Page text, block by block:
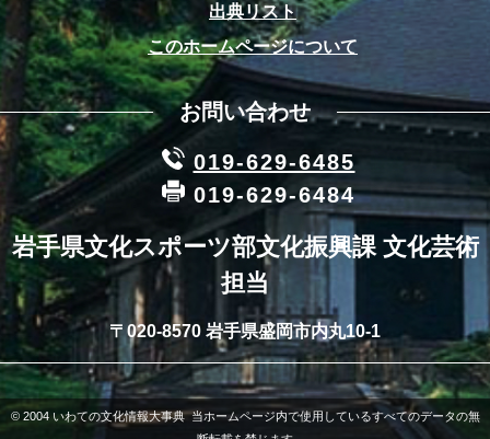
出典リスト
このホームページについて
お問い合わせ
019-629-6485
019-629-6484
岩手県文化スポーツ部文化振興課 文化芸術
担当
〒020-8570 岩手県盛岡市内丸10-1
© 2004 いわての文化情報大事典 当ホームページ内で使用しているすべてのデータの無